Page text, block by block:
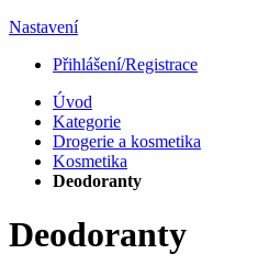
Nastavení
Přihlášení/Registrace
Úvod
Kategorie
Drogerie a kosmetika
Kosmetika
Deodoranty
Deodoranty